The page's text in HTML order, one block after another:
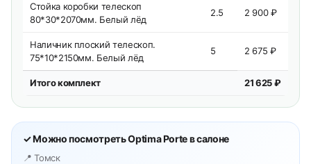
Стойка коробки телескоп
80*30*2070мм. Белый лёд
2.5 2 900 ₽
Наличник плоский телескоп.
75*10*2150мм. Белый лёд
5 2 675 ₽
Итого комплект 21 625 ₽
✓ Можно посмотреть Optima Porte в салоне
📍 Томск